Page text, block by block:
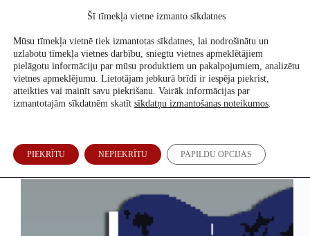
Atbalsti mūs
Arhīvs
Vai Krievija var uzbrukt NATO un Latvijai? Ko
saka Z-blogeri
Šī tīmekļa vietne izmanto sīkdatnes
Mūsu tīmekļa vietnē tiek izmantotas sīkdatnes, lai nodrošinātu un
uzlabotu tīmekļa vietnes darbību, sniegtu vietnes apmeklētājiem
pielāgotu informāciju par mūsu produktiem un pakalpojumiem, analizētu
vietnes apmeklējumu. Lietotājam jebkurā brīdī ir iespēja piekrist,
atteikties vai mainīt savu piekrišanu. Vairāk informācijas par
izmantotajām sīkdatnēm skatīt sīkdatņu izmantošanas noteikumos.
PIEKRĪTU NEPIEKRĪTU PAPILDU OPCIJAS